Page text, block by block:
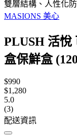
雙層結構、人性化
MASIONS 美心
PLUSH 活悅
盒保鮮盒
$990
$1,280
5.0
(3)
配送資訊